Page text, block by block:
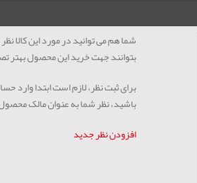
شما هم می توانید در مورد این کالا
بتوانند جهت خرید این محصول بهتر
برای ثبت نظر، لازم است ابتدا وارد
باشید، نظر شما به عنوان مالک
افزودن نظر جدید